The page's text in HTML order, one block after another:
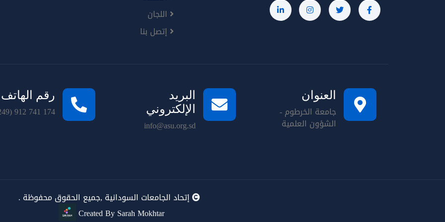
اللجان
إتصل بنا
العنوان
جامعة الخرطوم -
الشؤون العلمية
البريد
الإلكتروني
info@asu.org.sd
رقم الهاتف
912 741 174
إتحاد الجامعات السودانية ,جميع الحقوق محفوظة .
Created By Sarah Mokhtar